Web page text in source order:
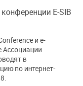
E-SIB
и e-
Ассоциации
в
по интернет-